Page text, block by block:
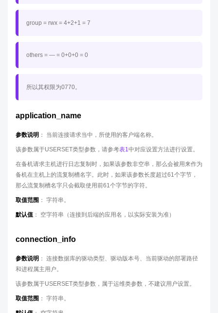
group = rwx = 4+2+1 = 7
others = — = 0+0+0 = 0
所以其权限为0770。
application_name
参数说明 ： 当前连接请求当中，所使用的客户端名称。
该参数属于USERSET类型参数，请参考表1中对应设置方法进行设置。
在备机请求主机进行日志复制时，如果该参数非空串，那么会被用来作为
备机在主机上的流复制槽名字。此时，如果该参数长度超过61个字节，
那么流复制槽名字只会截取使用前61个字节的字符。
取值范围 ： 字符串。
默认值 ： 空字符串（连接到后端的应用名，以实际安装为准）
connection_info
参数说明 ： 连接数据库的驱动类型、驱动版本号、当前驱动的部署路径
和进程属主用户。
该参数属于USERSET类型参数，属于运维类参数，不建议用户设置。
取值范围 ： 字符串。